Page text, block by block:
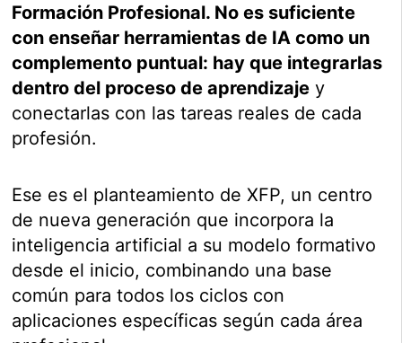
Formación Profesional. No es suficiente
con enseñar herramientas de IA como un
complemento puntual: hay que integrarlas
dentro del proceso de aprendizaje y
conectarlas con las tareas reales de cada
profesión.
Ese es el planteamiento de XFP, un centro
de nueva generación que incorpora la
inteligencia artificial a su modelo formativo
desde el inicio, combinando una base
común para todos los ciclos con
aplicaciones específicas según cada área